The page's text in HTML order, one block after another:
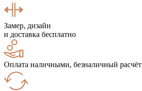
Замер, дизайн
и доставка бесплатно
Оплата наличными, безналичный расчёт